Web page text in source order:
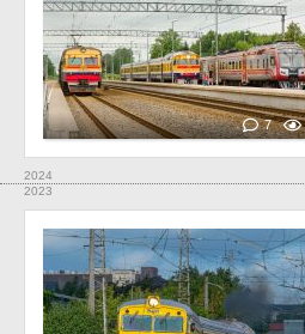
7
2024
2023